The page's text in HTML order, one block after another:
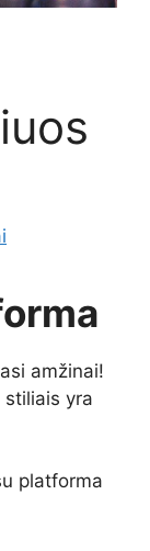
amžinai!
yra
platforma